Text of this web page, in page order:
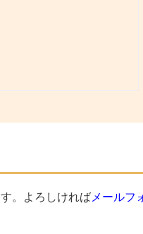
。よろしければ メールフ